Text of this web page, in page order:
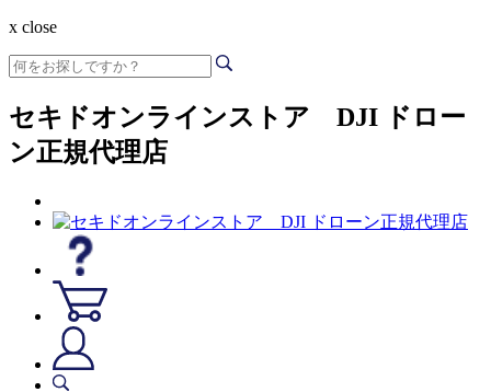
x close
セキドオンラインストア DJI ドロー
ン正規代理店